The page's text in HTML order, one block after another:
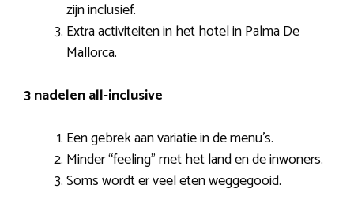
zijn inclusief.
Extra activiteiten in het hotel in Palma De
Mallorca.
3 nadelen all-inclusive
Een gebrek aan variatie in de menu’s.
Minder “feeling” met het land en de inwoners.
Soms wordt er veel eten weggegooid.